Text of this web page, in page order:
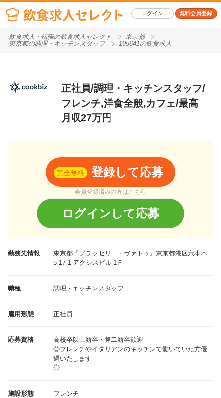
ログイン 無料会員登録
飲食求人・転職の飲食求人セレクト
東京都
東京都の調理・キッチンスタッフ
195641の飲食求人
正社員/調理・キッチンスタッフ/
フレンチ,洋食全般,カフェ/最高
月収27万円
完全無料 登録して応募
会員登録済みの方はこちら
ログインして応募
勤務先情報 東京都『ブラッセリー・ヴァトゥ』東京都港区六本木
5-17-1 アクシスビル 1Ｆ
職種 調理・キッチンスタッフ
雇用形態 正社員
応募資格
高校卒以上新卒・第二新卒歓迎
◎フレンチやイタリアンのキッチンで働いていた方優
遇いたします
◎
施設形態 フレンチ